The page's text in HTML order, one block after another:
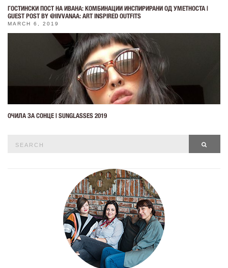
ГОСТИНСКИ ПОСТ НА ИВАНА: КОМБИНАЦИИ ИНСПИРИРАНИ ОД УМЕТНОСТА |
GUEST POST BY @IIVVANAA: ART INSPIRED OUTFITS
MARCH 6, 2019
ОЧИЛА ЗА СОНЦЕ | SUNGLASSES 2019